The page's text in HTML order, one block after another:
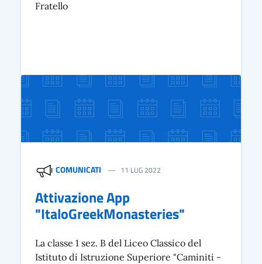
Fratello
COMUNICATI 11 LUG 2022
Attivazione App
"ItaloGreekMonasteries"
La classe 1 sez. B del Liceo Classico del
Istituto di Istruzione Superiore "Caminiti -